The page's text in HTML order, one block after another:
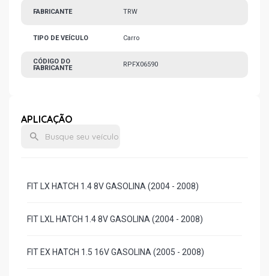
FABRICANTE TRW
TIPO DE VEÍCULO Carro
CÓDIGO DO
FABRICANTE
RPFX06590
APLICAÇÃO
FIT LX HATCH 1.4 8V GASOLINA (2004 - 2008)
FIT LXL HATCH 1.4 8V GASOLINA (2004 - 2008)
FIT EX HATCH 1.5 16V GASOLINA (2005 - 2008)